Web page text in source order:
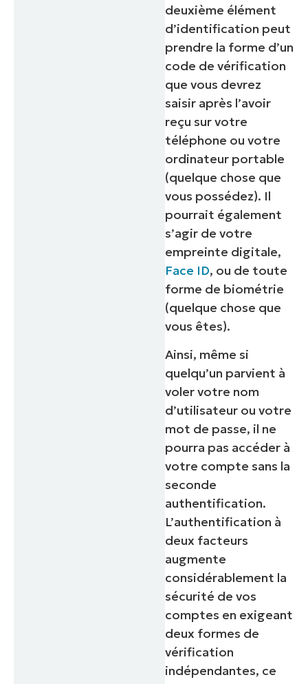
deuxième élément
d’identification peut
prendre la forme d’un
code de vérification
que vous devrez
saisir après l’avoir
reçu sur votre
téléphone ou votre
ordinateur portable
(quelque chose que
vous possédez). Il
pourrait également
s’agir de votre
empreinte digitale,
Face ID, ou de toute
forme de biométrie
(quelque chose que
vous êtes).
Ainsi, même si
quelqu’un parvient à
voler votre nom
d’utilisateur ou votre
mot de passe, il ne
pourra pas accéder à
votre compte sans la
seconde
authentification.
L’authentification à
deux facteurs
augmente
considérablement la
sécurité de vos
comptes en exigeant
deux formes de
vérification
indépendantes, ce